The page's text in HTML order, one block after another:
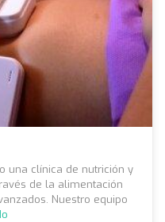
una clínica de nutrición y
de la alimentación
Nuestro equipo